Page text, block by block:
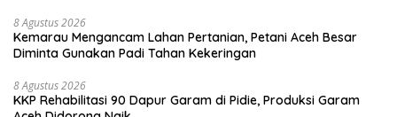
8 Agustus 2026
Kemarau Mengancam Lahan Pertanian, Petani Aceh Besar
Diminta Gunakan Padi Tahan Kekeringan
8 Agustus 2026
KKP Rehabilitasi 90 Dapur Garam di Pidie, Produksi Garam